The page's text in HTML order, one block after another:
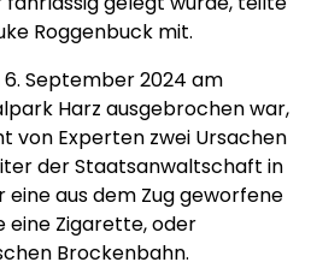
Roggenbuck mit.
September 2024 am
Harz ausgebrochen war,
von Experten zwei Ursachen
der Staatsanwaltschaft in
aus dem Zug geworfene
eine Zigarette, oder
Brockenbahn.